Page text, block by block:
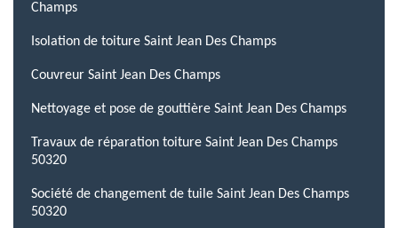
Champs
Isolation de toiture Saint Jean Des Champs
Couvreur Saint Jean Des Champs
Nettoyage et pose de gouttière Saint Jean Des Champs
Travaux de réparation toiture Saint Jean Des Champs
50320
Société de changement de tuile Saint Jean Des Champs
50320